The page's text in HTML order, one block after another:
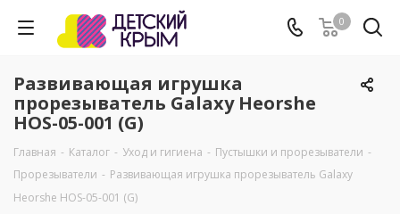
0
Развивающая игрушка
прорезыватель Galaxy Heorshe
HOS-05-001 (G)
Главная - Каталог - Уход и гигиена - Пустышки и прорезыватели -
Прорезыватели - Развивающая игрушка прорезыватель Galaxy
Heorshe HOS-05-001 (G)